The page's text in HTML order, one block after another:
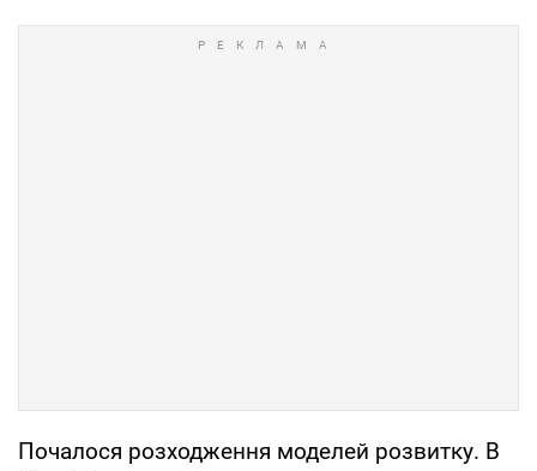
Почалося розходження моделей розвитку. В